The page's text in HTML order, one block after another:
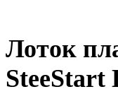
Лоток
SteeStart